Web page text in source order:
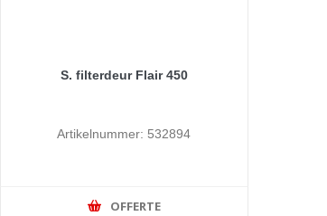
S. filterdeur Flair 450
Artikelnummer: 532894
OFFERTE